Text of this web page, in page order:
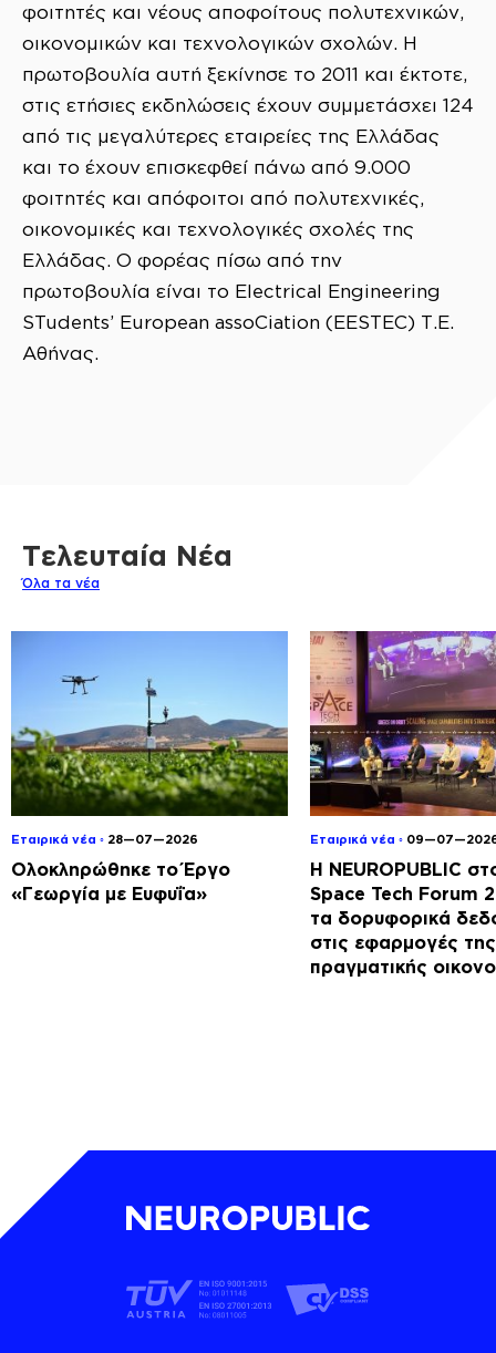
φοιτητές και νέους αποφοίτους πολυτεχνικών,
οικονομικών και τεχνολογικών σχολών. Η
πρωτοβουλία αυτή ξεκίνησε το 2011 και έκτοτε,
στις ετήσιες εκδηλώσεις έχουν συμμετάσχει 124
από τις μεγαλύτερες εταιρείες της Ελλάδας
και το έχουν επισκεφθεί πάνω από 9.000
φοιτητές και απόφοιτοι από πολυτεχνικές,
οικονομικές και τεχνολογικές σχολές της
Ελλάδας. Ο φορέας πίσω από την
πρωτοβουλία είναι το Electrical Engineering
STudents’ European assoCiation (EESTEC) Τ.Ε.
Αθήνας.
Τελευταία Νέα
Όλα τα νέα
Εταιρικά νέα ◦ 28—07—2026
Ολοκληρώθηκε το Έργο
«Γεωργία με Ευφυΐα»
Εταιρικά νέα ◦
Η NEUROPUBLIC
Space Tech Forum
τα δορυφορικά
στις εφαρμογές της
πραγματικής